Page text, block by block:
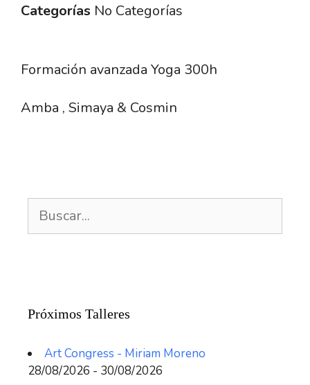
Categorías No Categorías
Formación avanzada Yoga 300h
Amba , Simaya & Cosmin
Próximos Talleres
Art Congress - Miriam Moreno
28/08/2026 - 30/08/2026